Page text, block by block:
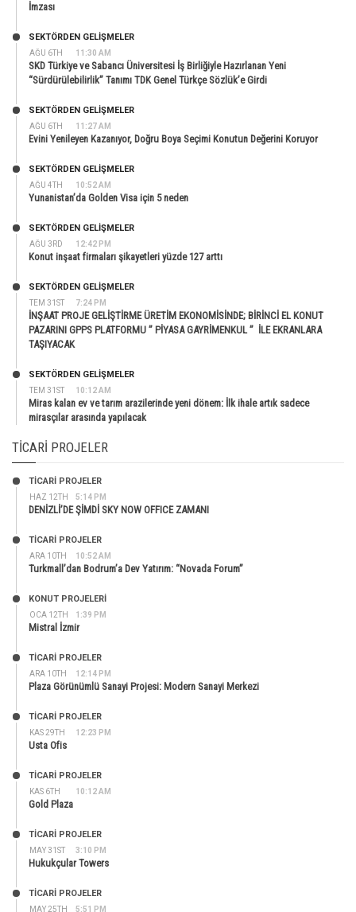
İmzası
AĞU 6TH 11:30 AM
SEKTÖRDEN GELIŞMELER
SKD Türkiye ve Sabancı Üniversitesi İş Birliğiyle Hazırlanan Yeni
“Sürdürülebilirlik” Tanımı TDK Genel Türkçe Sözlük’e Girdi
AĞU 6TH 11:27 AM
SEKTÖRDEN GELIŞMELER
Evini Yenileyen Kazanıyor, Doğru Boya Seçimi Konutun Değerini Koruyor
AĞU 4TH 10:52 AM
SEKTÖRDEN GELIŞMELER
Yunanistan’da Golden Visa için 5 neden
AĞU 3RD 12:42 PM
SEKTÖRDEN GELIŞMELER
Konut inşaat firmaları şikayetleri yüzde 127 arttı
TEM 31ST 7:24 PM
SEKTÖRDEN GELIŞMELER
İNŞAAT PROJE GELİŞTİRME ÜRETİM EKONOMİSİNDE; BİRİNCİ EL KONUT
PAZARINI GPPS PLATFORMU ” PİYASA GAYRİMENKUL ” İLE EKRANLARA
TAŞIYACAK
TEM 31ST 10:12 AM
SEKTÖRDEN GELIŞMELER
Miras kalan ev ve tarım arazilerinde yeni dönem: İlk ihale artık sadece
mirasçılar arasında yapılacak
TICARI PROJELER
HAZ 12TH 5:14 PM
TİCARİ PROJELER
DENİZLİ’DE ŞİMDİ SKY NOW OFFICE ZAMANI
ARA 10TH 10:52 AM
TİCARİ PROJELER
Turkmall’dan Bodrum’a Dev Yatırım: “Novada Forum”
OCA 12TH 1:39 PM
KONUT PROJELERI
Mistral İzmir
ARA 10TH 12:14 PM
TİCARİ PROJELER
Plaza Görünümlü Sanayi Projesi: Modern Sanayi Merkezi
KAS 29TH 12:23 PM
TİCARİ PROJELER
Usta Ofis
KAS 6TH 10:12 AM
TİCARİ PROJELER
Gold Plaza
MAY 31ST 3:10 PM
TİCARİ PROJELER
Hukukçular Towers
MAY 25TH 5:51 PM
TİCARİ PROJELER